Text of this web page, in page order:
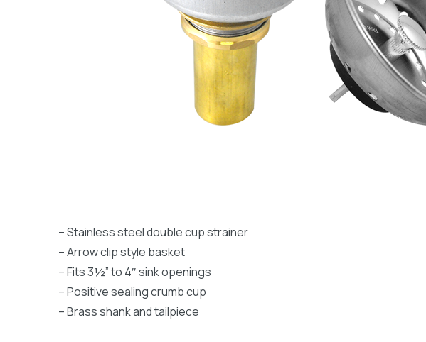
– Stainless steel double cup strainer
– Arrow clip style basket
– Fits 3½” to 4″ sink openings
– Positive sealing crumb cup
– Brass shank and tailpiece